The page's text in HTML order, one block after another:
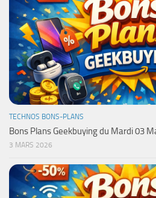
TECHNOS BONS-PLANS
Bons Plans Geekbuying du Mardi 03
3 MARS 2026